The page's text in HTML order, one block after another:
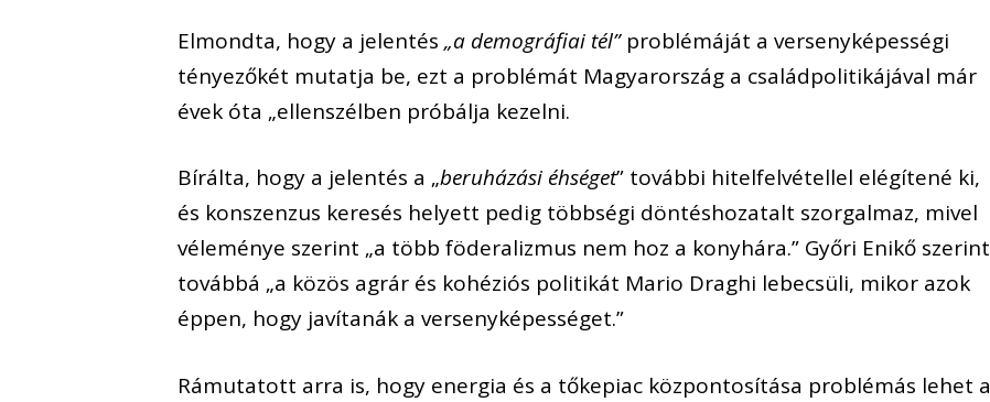
Elmondta, hogy a jelentés„a demográfiai tél” problémáját a versenyképességi
tényezőkét mutatja be, ezt a problémát Magyarország a családpolitikájával már
évek óta „ellenszélben próbálja kezelni.
Bírálta, hogy a jelentés a „beruházási éhséget” további hitelfelvétellel elégítené ki,
és konszenzus keresés helyett pedig többségi döntéshozatalt szorgalmaz, mivel
véleménye szerint „a több föderalizmus nem hoz a konyhára.” Győri Enikő szerint
továbbá „a közös agrár és kohéziós politikát Mario Draghi lebecsüli, mikor azok
éppen, hogy javítanák a versenyképességet.”
Rámutatott arra is, hogy energia és a tőkepiac központosítása problémás lehet a